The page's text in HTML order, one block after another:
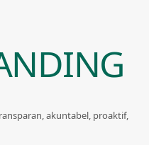
akuntabel, proaktif,